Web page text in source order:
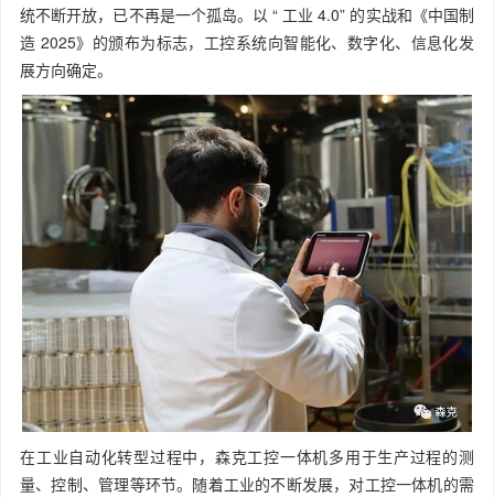
统不断开放，已不再是一个孤岛。以 “ 工业 4.0” 的实战和《中国制
造 2025》的颁布为标志，工控系统向智能化、数字化、信息化发
展方向确定。
在工业自动化转型过程中，森克工控一体机多用于生产过程的测
量、控制、管理等环节。随着工业的不断发展，对工控一体机的需